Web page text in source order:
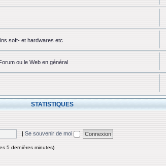
soft- et hardwares etc
ou le Web en général
STATISTIQUES
| Se souvenir de moi
5 dernières minutes)